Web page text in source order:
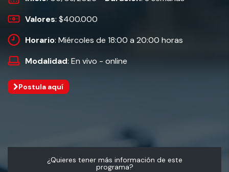
Valores: $400.000
Horario: Miércoles de 18:00 a 20:00 horas
Modalidad: En vivo - online
Postula aquí
¿Quieres tener más información de este
programa?